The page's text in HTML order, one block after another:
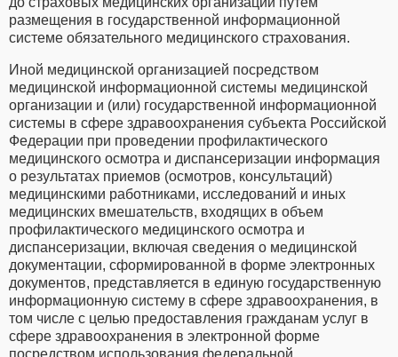
размещения в государственной информационной
системе обязательного медицинского страхования.
Иной медицинской организацией посредством
медицинской информационной системы медицинской
организации и (или) государственной информационной
системы в сфере здравоохранения субъекта Российской
Федерации при проведении профилактического
медицинского осмотра и диспансеризации информация
о результатах приемов (осмотров, консультаций)
медицинскими работниками, исследований и иных
медицинских вмешательств, входящих в объем
профилактического медицинского осмотра и
диспансеризации, включая сведения о медицинской
документации, сформированной в форме электронных
документов, представляется в единую государственную
информационную систему в сфере здравоохранения, в
том числе с целью предоставления гражданам услуг в
сфере здравоохранения в электронной форме